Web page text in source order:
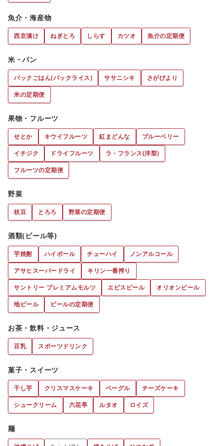
魚介・海産物
西京漬け ねぎとろ しらす カツオ 魚介の定期便
米・パン
パックごはん(パックライス) ササニシキ
さがびより
米の定期便
果物・フルーツ
せとか キウイフルーツ 紅まどんな
ブルーベリー
イチジク
ドライフルーツ
ラ・フランス(洋梨)
フルーツの定期便
野菜
枝豆 とろろ 野菜の定期便
酒類(ビール等)
芋焼酎 ハイボール チューハイ
ノンアルコール
アサヒスーパードライ
キリン一番搾り
サントリー プレミアムモルツ
エビスビール
オリオンビール
地ビール
ビールの定期便
お茶・飲料・ジュース
豆乳 スポーツドリンク
菓子・スイーツ
干し芋 クリスマスケーキ ベーグル
チーズケーキ
シュークリーム
六花亭 ルタオ ロイズ
麺